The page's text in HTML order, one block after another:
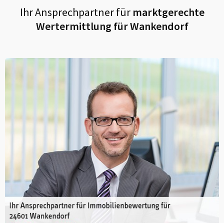
Ihr Ansprechpartner fürmarktgerechte
Wertermittlung fürWankendorf